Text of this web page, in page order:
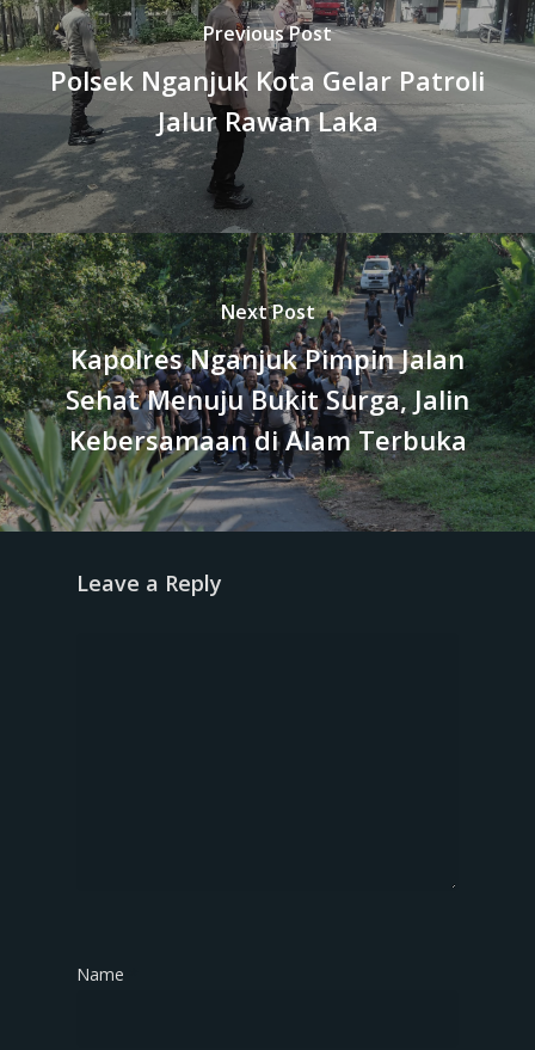
Previous Post
Polsek Nganjuk Kota Gelar Patroli
Jalur Rawan Laka
Next Post
Kapolres Nganjuk Pimpin Jalan
Sehat Menuju Bukit Surga, Jalin
Kebersamaan di Alam Terbuka
Leave a Reply
Name